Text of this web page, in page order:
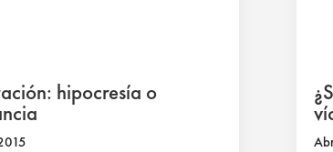
hipocresía o